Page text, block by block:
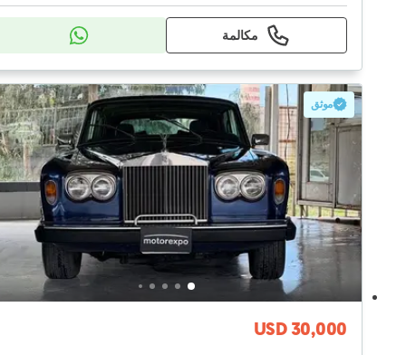
مكالمة
موثق
USD 30,000